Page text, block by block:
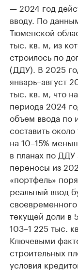
— 2024 год
вводу. По
Тюменской
тыс. кв. м, из
строилось по
(ДДУ). В 2025
январь–август
тыс. кв. м, что
периода 2024
объем ввода по
составить
на 10–15%
в планах по
переносы из
«портфель»
реальный ввод
текущей доли в
103–1 225 тыс.
Ключевыми
строительных
условия